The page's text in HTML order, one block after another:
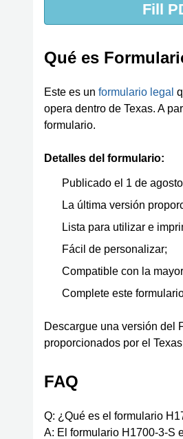
Fill
Qué es
Este es un formulario legal
opera dentro de Texas. A
formulario.
Detalles del formulario:
Publicado el 1 de
La última versión
Lista para utilizar e
Fácil de personalizar;
Compatible con la
Complete este
Descargue una versión del
proporcionados por el
FAQ
Q: ¿Qué es el formulario
A: El formulario H1700-3-S